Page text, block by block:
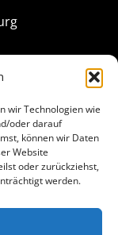
wir Technologien wie
oder darauf
können wir Daten
Website
oder zurückziehst,
werden.